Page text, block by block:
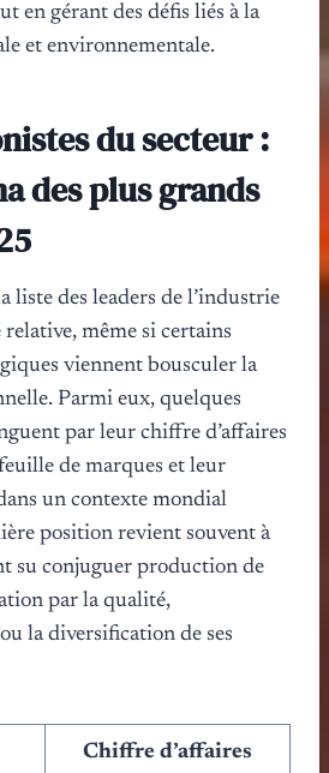
en gérant des défis liés à la
et environnementale.
du secteur :
des plus grands
liste des leaders de l’industrie
même si certains
viennent bousculer la
Parmi eux, quelques
par leur chiffre d’affaires
de marques et leur
un contexte mondial
position revient souvent à
su conjuguer production de
par la qualité,
la diversification de ses
Chiffre d’affaires